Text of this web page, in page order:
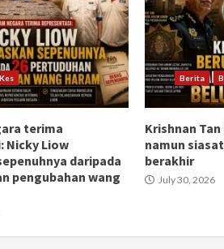
Kes
terima
Nicky Liow
daripada
pengubahan wang
Berita
Krishnan
namun
berakhir
July 30, 2026